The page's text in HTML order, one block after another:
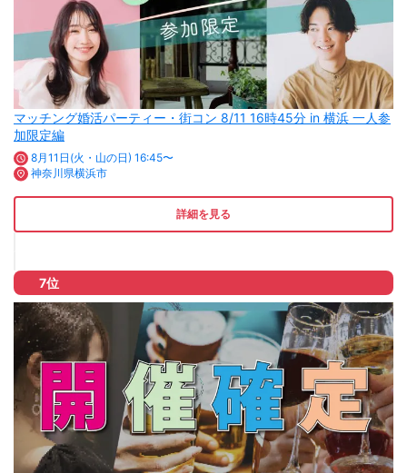
マッチング婚活パーティー・街コン 8/11 16時45分 in 横浜 一人参
加限定編
8月11日(火・山の日) 16:45〜
神奈川県横浜市
詳細を見る
7位